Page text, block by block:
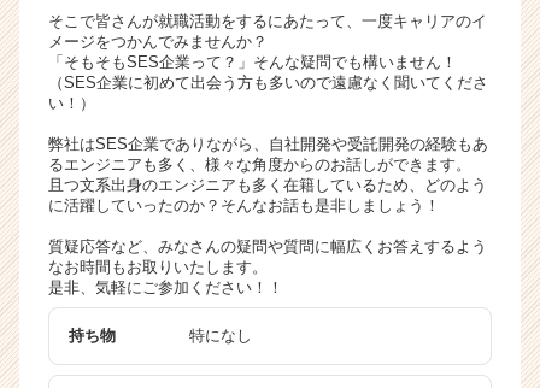
チ
ア
キ
ャ
ア
（C
h
e
e
r
C
a
r
e
そこで皆さんが就職活動をするにあたって、一度キャリアのイ
メージをつかんでみませんか？
「そもそもSES企業って？」そんな疑問でも構いません！
（SES企業に初めて出会う方も多いので遠慮なく聞いてくださ
い！）
弊社はSES企業でありながら、自社開発や受託開発の経験もあ
るエンジニアも多く、様々な角度からのお話しができます。
且つ文系出身のエンジニアも多く在籍しているため、どのよう
に活躍していったのか？そんなお話も是非しましょう！
質疑応答など、みなさんの疑問や質問に幅広くお答えするよう
なお時間もお取りいたします。
是非、気軽にご参加ください！！
持ち物 特になし